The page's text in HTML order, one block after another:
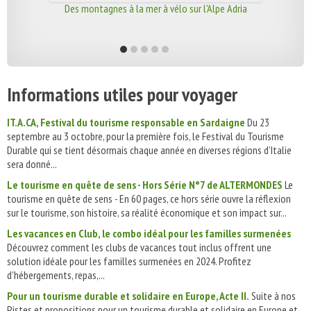
Des montagnes à la mer à vélo sur l'Alpe Adria
Informations utiles pour voyager
IT.A.CA, Festival du tourisme responsable en Sardaigne Du 23
septembre au 3 octobre, pour la première fois, le Festival du Tourisme
Durable qui se tient désormais chaque année en diverses régions d’Italie
sera donné...
Le tourisme en quête de sens - Hors Série N°7 de ALTERMONDES Le
tourisme en quête de sens - En 60 pages, ce hors série ouvre la réflexion
sur le tourisme, son histoire, sa réalité économique et son impact sur...
Les vacances en Club, le combo idéal pour les familles surmenées
Découvrez comment les clubs de vacances tout inclus offrent une
solution idéale pour les familles surmenées en 2024. Profitez
d'hébergements, repas,...
Pour un tourisme durable et solidaire en Europe, Acte II. Suite à nos